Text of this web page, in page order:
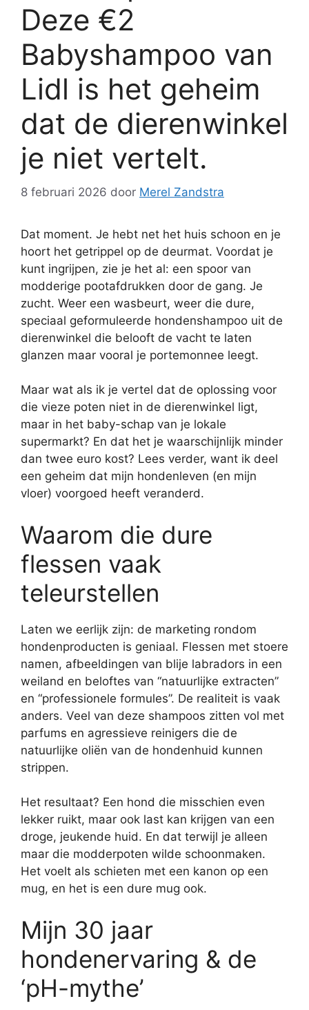
Deze €2
Babyshampoo van
Lidl is het geheim
dat de dierenwinkel
je niet vertelt.
8 februari 2026 door Merel Zandstra
Dat moment. Je hebt net het huis schoon en je
hoort het getrippel op de deurmat. Voordat je
kunt ingrijpen, zie je het al: een spoor van
modderige pootafdrukken door de gang. Je
zucht. Weer een wasbeurt, weer die dure,
speciaal geformuleerde hondenshampoo uit de
dierenwinkel die belooft de vacht te laten
glanzen maar vooral je portemonnee leegt.
Maar wat als ik je vertel dat de oplossing voor
die vieze poten niet in de dierenwinkel ligt,
maar in het baby-schap van je lokale
supermarkt? En dat het je waarschijnlijk minder
dan twee euro kost? Lees verder, want ik deel
een geheim dat mijn hondenleven (en mijn
vloer) voorgoed heeft veranderd.
Waarom die dure
flessen vaak
teleurstellen
Laten we eerlijk zijn: de marketing rondom
hondenproducten is geniaal. Flessen met stoere
namen, afbeeldingen van blije labradors in een
weiland en beloftes van “natuurlijke extracten”
en “professionele formules”. De realiteit is vaak
anders. Veel van deze shampoos zitten vol met
parfums en agressieve reinigers die de
natuurlijke oliën van de hondenhuid kunnen
strippen.
Het resultaat? Een hond die misschien even
lekker ruikt, maar ook last kan krijgen van een
droge, jeukende huid. En dat terwijl je alleen
maar die modderpoten wilde schoonmaken.
Het voelt als schieten met een kanon op een
mug, en het is een dure mug ook.
Mijn 30 jaar
hondenervaring & de
‘pH-mythe’